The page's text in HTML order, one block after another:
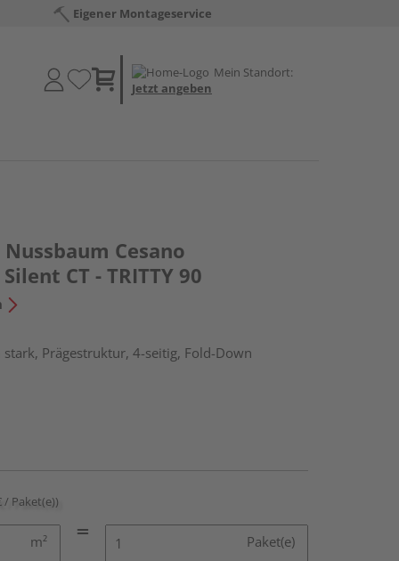
Eigener Montageservice
Mein Standort:
Jetzt angeben
Cesano
CT - TRITTY 90
Prägestruktur, 4-seitig, Fold-Down
/ Paket(e))
m² Paket(e)